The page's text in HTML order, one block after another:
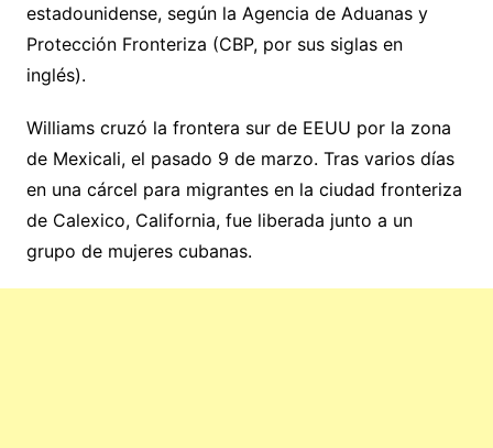
estadounidense, según la Agencia de Aduanas y
Protección Fronteriza (CBP, por sus siglas en
inglés).
Williams cruzó la frontera sur de EEUU por la zona
de Mexicali, el pasado 9 de marzo. Tras varios días
en una cárcel para migrantes en la ciudad fronteriza
de Calexico, California, fue liberada junto a un
grupo de mujeres cubanas.